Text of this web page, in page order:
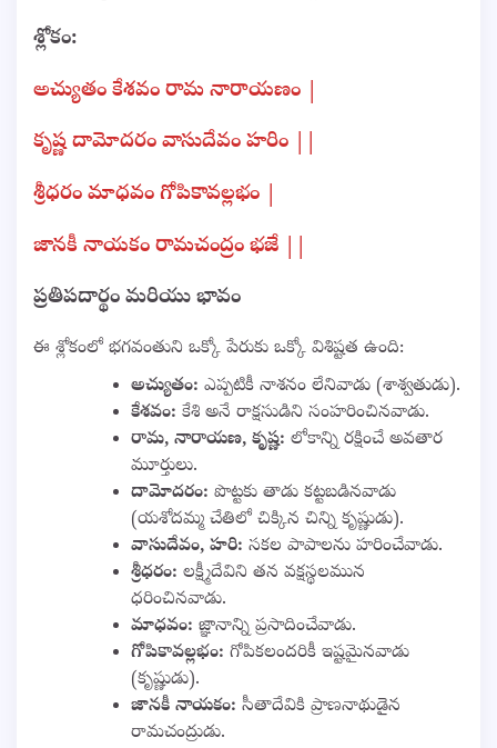
శ్లోకం:
అచ్యుతం కేశవం రామ నారాయణం |
కృష్ణ దామోదరం వాసుదేవం హరిం ||
శ్రీధరం మాధవం గోపికావల్లభం |
జానకీ నాయకం రామచంద్రం భజే ||
ప్రతిపదార్థం మరియు భావం
ఈ శ్లోకంలో భగవంతుని ఒక్కో పేరుకు ఒక్కో విశిష్టత ఉంది:
అచ్యుతం: ఎప్పటికీ నాశనం లేనివాడు (శాశ్వతుడు).
కేశవం: కేశి అనే రాక్షసుడిని సంహరించినవాడు.
రామ, నారాయణ, కృష్ణ: లోకాన్ని రక్షించే అవతార
మూర్తులు.
దామోదరం: పొట్టకు తాడు కట్టబడినవాడు
(యశోదమ్మ చేతిలో చిక్కిన చిన్ని కృష్ణుడు).
వాసుదేవం, హరి: సకల పాపాలను హరించేవాడు.
శ్రీధరం: లక్ష్మీదేవిని తన వక్షస్థలమున
ధరించినవాడు.
మాధవం: జ్ఞానాన్ని ప్రసాదించేవాడు.
గోపికావల్లభం: గోపికలందరికీ ఇష్టమైనవాడు
(కృష్ణుడు).
జానకీ నాయకం: సీతాదేవికి ప్రాణనాథుడైన
రామచంద్రుడు.